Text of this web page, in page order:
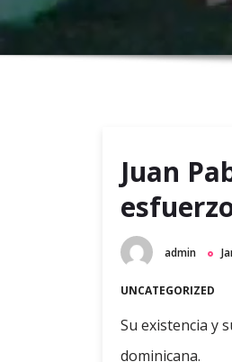
Juan
admin
UNCATEGORIZED
Su existencia y
dominicana.